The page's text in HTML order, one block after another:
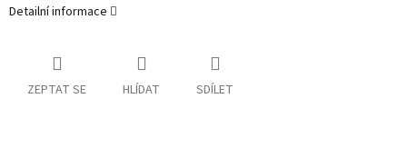
Detailní informace
ZEPTAT SE HLÍDAT SDÍLET